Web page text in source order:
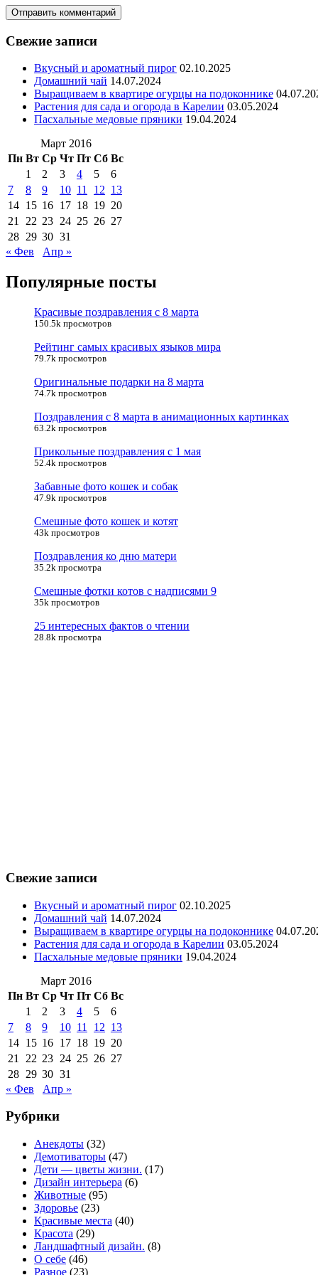
Свежие записи
Вкусный и ароматный пирог 02.10.2025
Домашний чай 14.07.2024
Выращиваем в квартире огурцы на подоконнике
Растения для сада и огорода в Карелии 03.05.2024
Пасхальные медовые пряники 19.04.2024
Март 2016
Пн Вт Ср Чт Пт Сб Вс
1
2 3 4 5
6
7
8 9 10 11 12 13
14 15 16 17 18 19 20
21
22 23 24 25 26 27
28 29 30 31
« Фев
Апр »
Популярные посты
Красивые поздравления с 8 марта
150.5k просмотров
Рейтинг самых красивых языков мира
79.7k просмотров
Оригинальные подарки на 8 марта
74.7k просмотров
Поздравления с 8 марта в анимационных картинках
63.2k просмотров
Прикольные поздравления с 1 мая
52.4k просмотров
Забавные фото кошек и собак
47.9k просмотров
Смешные фото кошек и котят
43k просмотров
Поздравления ко дню матери
35.2k просмотра
Смешные фотки котов с надписями 9
35k просмотров
25 интересных фактов о чтении
28.8k просмотра
Свежие записи
Вкусный и ароматный пирог 02.10.2025
Домашний чай 14.07.2024
Выращиваем в квартире огурцы на подоконнике
Растения для сада и огорода в Карелии 03.05.2024
Пасхальные медовые пряники 19.04.2024
Март 2016
Пн Вт Ср Чт Пт Сб Вс
1
2 3 4 5
6
7
8 9 10 11 12 13
14 15 16 17 18 19 20
21
22 23 24 25 26 27
28 29 30 31
« Фев
Апр »
Рубрики
Анекдоты (32)
Демотиваторы (47)
Дети — цветы жизни. (17)
Дизайн интерьера (6)
Животные (95)
Здоровье (23)
Красивые места (40)
Красота (29)
Ландшафтный дизайн. (8)
О себе (46)
Разное (23)